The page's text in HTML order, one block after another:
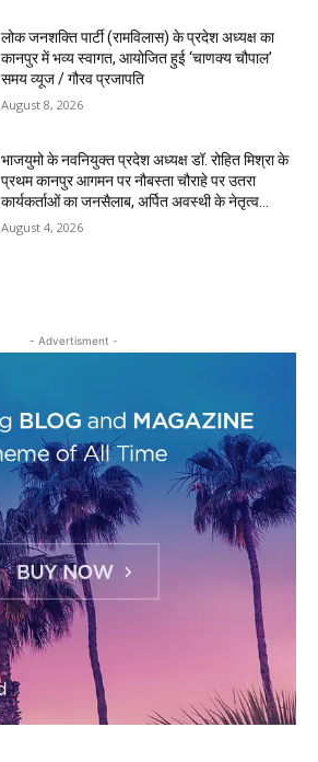
लोक जनशक्ति पार्टी (रामविलास) के प्रदेश अध्यक्ष का
कानपुर में भव्य स्वागत, आयोजित हुई ‘चाणक्य चौपाल’ ​
समय व्यूज / गौरव प्रजापति
August 8, 2026
भाजयुमो के नवनियुक्त प्रदेश अध्यक्ष डॉ. रोहित मिश्रा के
प्रथम कानपुर आगमन पर नौबस्ता चौराहे पर उतरा
कार्यकर्ताओं का जनसैलाब, अर्पित अवस्थी के नेतृत्व...
August 4, 2026
- Advertisment -